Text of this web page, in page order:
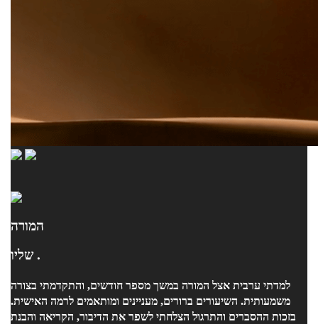
המורה
שליו .
למדתי ערבית אצל המורה במשך מספר חודשים, והתקדמתי בצורה
משמעותית. השיעורים ברורים, מעניינים ומותאמים לרמה האישית.
בזכות ההסברים והתרגול הצלחתי לשפר את הדיבור, הקריאה והבנת